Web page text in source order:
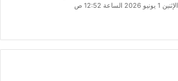
الإثنين 1 يونيو 2026 الساعة 12:52 ص